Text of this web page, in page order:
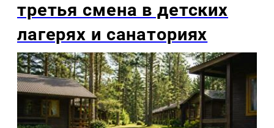
третья смена в детских
лагерях и санаториях